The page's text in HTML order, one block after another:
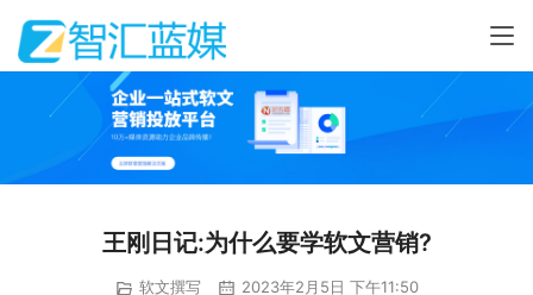
王刚日记:为什么要学软文营销?
软文撰写 2023年2月5日 下午11:50